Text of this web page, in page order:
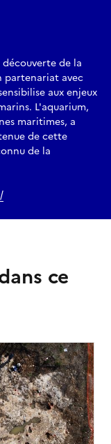
de la
partenariat avec
aux enjeux
L'aquarium,
maritimes, a
de cette
de la
ce